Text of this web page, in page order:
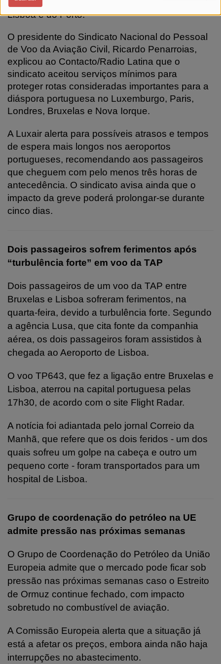
da TAP e outra da easyJet, com partidas de
Lisboa e do Porto.
O presidente do Sindicato Nacional do Pessoal
de Voo da Aviação Civil, Ricardo Penarroias,
explicou ao Contacto/Radio Latina que o
sindicato aceitou serviços mínimos para
proteger rotas consideradas importantes para a
diáspora portuguesa no Luxemburgo, Paris,
Londres, Bruxelas e Nova Iorque.
A Luxair alerta para possíveis atrasos e tempos
de espera mais longos nos aeroportos
portugueses, recomendando aos passageiros
que cheguem com pelo menos três horas de
antecedência. O sindicato avisa ainda que o
impacto da greve poderá prolongar-se durante
cinco dias.
Dois passageiros sofrem ferimentos após
“turbulência forte” em voo da TAP
Dois passageiros de um voo da TAP entre
Bruxelas e Lisboa sofreram ferimentos, na
quarta-feira, devido a turbulência forte. Segundo
a agência Lusa, que cita fonte da companhia
aérea, os dois passageiros foram assistidos à
chegada ao Aeroporto de Lisboa.
O voo TP643, que fez a ligação entre Bruxelas e
Lisboa, aterrou na capital portuguesa pelas
17h30, de acordo com o site Flight Radar.
A notícia foi adiantada pelo jornal Correio da
Manhã, que refere que os dois feridos - um dos
quais sofreu um golpe na cabeça e outro um
pequeno corte - foram transportados para um
hospital de Lisboa.
Grupo de coordenação do petróleo na UE
admite pressão nas próximas semanas
O Grupo de Coordenação do Petróleo da União
Europeia admite que o mercado pode ficar sob
pressão nas próximas semanas caso o Estreito
de Ormuz continue fechado, com impacto
sobretudo no combustível de aviação.
A Comissão Europeia alerta que a situação já
está a afetar os preços, embora ainda não haja
interrupções no abastecimento.